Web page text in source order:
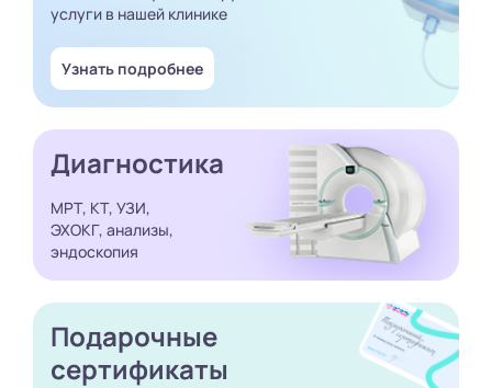
услуги в нашей клинике
Узнать подробнее
Диагностика
МРТ, КТ, УЗИ,
ЭХОКГ, анализы,
эндоскопия
Подарочные
сертификаты